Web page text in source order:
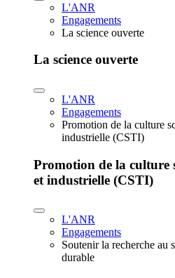
L'ANR
Engagements
La science ouverte
La science ouverte
L'ANR
Engagements
Promotion de la culture
industrielle (CSTI)
Promotion de la culture
et industrielle (CSTI)
L'ANR
Engagements
Soutenir la recherche au
durable